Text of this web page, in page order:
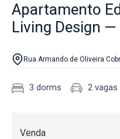
Apartamento
Living Design
Rua Armando de Oliveira
3 dorms 2 vagas
Venda